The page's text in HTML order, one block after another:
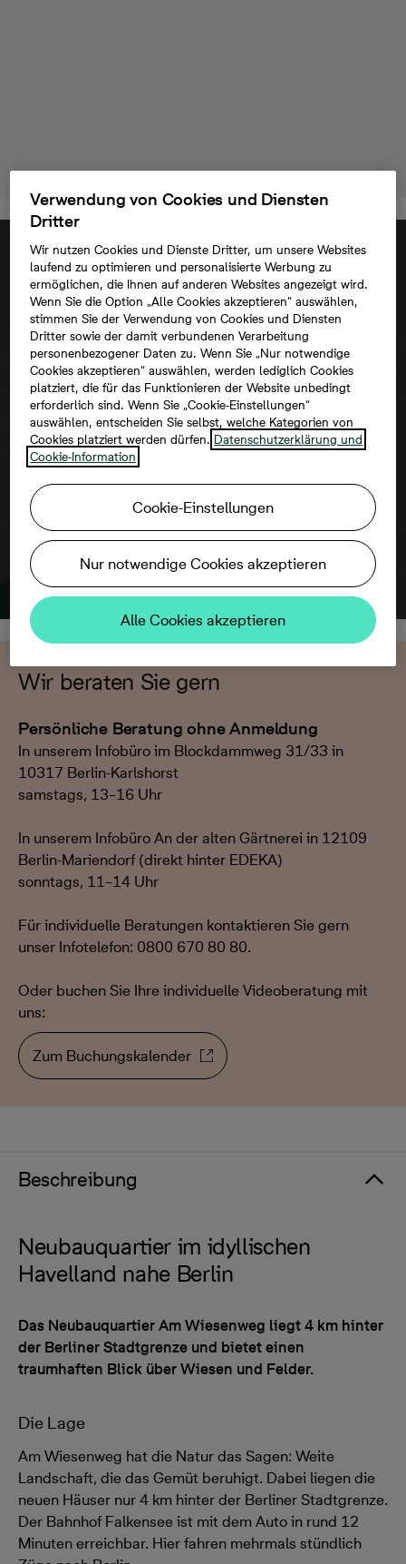
Um diese Karte ansehen zu können,
aktivieren Sie bitte die Dienste Dritter in
den Cookie-Einstellungen.
Wir beraten Sie gern
Persönliche Beratung ohne Anmeldung
In unserem Infobüro im Blockdammweg 31/33 in
10317 Berlin-Karlshorst
samstags, 13–16 Uhr
In unserem Infobüro An der alten Gärtnerei in 12109
Berlin-Mariendorf (direkt hinter EDEKA)
sonntags, 11–14 Uhr
Für individuelle Beratungen kontaktieren Sie gern
unser Infotelefon: 0800 670 80 80.
Oder buchen Sie Ihre individuelle Videoberatung mit
uns:
Zum Buchungskalender
Beschreibung
Neubauquartier im idyllischen
Havelland nahe Berlin
Das Neubauquartier Am Wiesenweg liegt 4 km hinter
der Berliner Stadtgrenze und bietet einen
traumhaften Blick über Wiesen und Felder.
Die Lage
Am Wiesenweg hat die Natur das Sagen: Weite
Landschaft, die das Gemüt beruhigt. Dabei liegen die
neuen Häuser nur 4 km hinter der Berliner Stadtgrenze.
Der Bahnhof Falkensee ist mit dem Auto in rund 12
Minuten erreichbar. Hier fahren mehrmals stündlich
Verwendung von Cookies und Diensten
Dritter
Wir nutzen Cookies und Dienste Dritter, um unsere Websites
laufend zu optimieren und personalisierte Werbung zu
ermöglichen, die Ihnen auf anderen Websites angezeigt wird.
Wenn Sie die Option „Alle Cookies akzeptieren“ auswählen,
stimmen Sie der Verwendung von Cookies und Diensten
Dritter sowie der damit verbundenen Verarbeitung
personenbezogener Daten zu. Wenn Sie „Nur notwendige
Cookies akzeptieren“ auswählen, werden lediglich Cookies
platziert, die für das Funktionieren der Website unbedingt
erforderlich sind. Wenn Sie „Cookie-Einstellungen“
auswählen, entscheiden Sie selbst, welche Kategorien von
Cookies platziert werden dürfen. Datenschutzerklärung und
Cookie-Information
Cookie-Einstellungen
Nur notwendige Cookies akzeptieren
Alle Cookies akzeptieren